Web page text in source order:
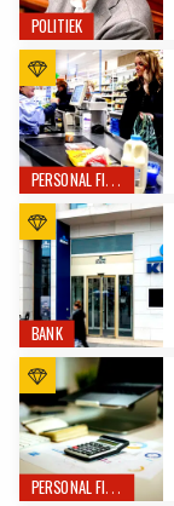
POLITIEK
PERSONAL FINANCE
BANK
PERSONAL FINANCE